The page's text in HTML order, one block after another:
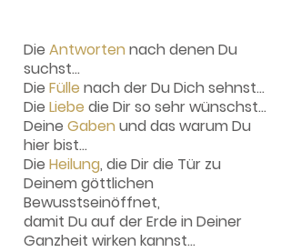
Die Antwortennach denen Du
suchst...
Die Fülle nach der Du Dich sehnst...
Die Liebe die Dir so sehr wünschst...
Deine Gabenund das warum Du
hier bist...
Die Heilung, die Dir die Tür zu
Deinem göttlichen
Bewusstseinöffnet,
damit Du auf der Erde in Deiner
Ganzheit wirken kannst...